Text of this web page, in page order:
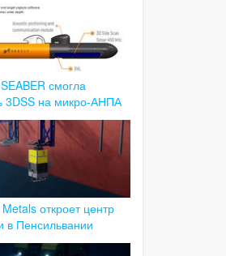
смогла
3DSS на микро-АНПА
откроет центр
в Пенсильвании